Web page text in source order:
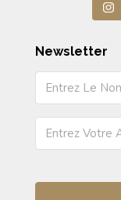
Newsletter